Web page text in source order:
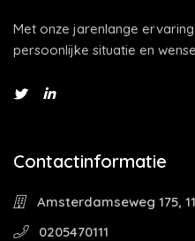
Met onze jarenlange
persoonlijke situatie en
Contactinformatie
Amsterdamseweg 175,
0205470111